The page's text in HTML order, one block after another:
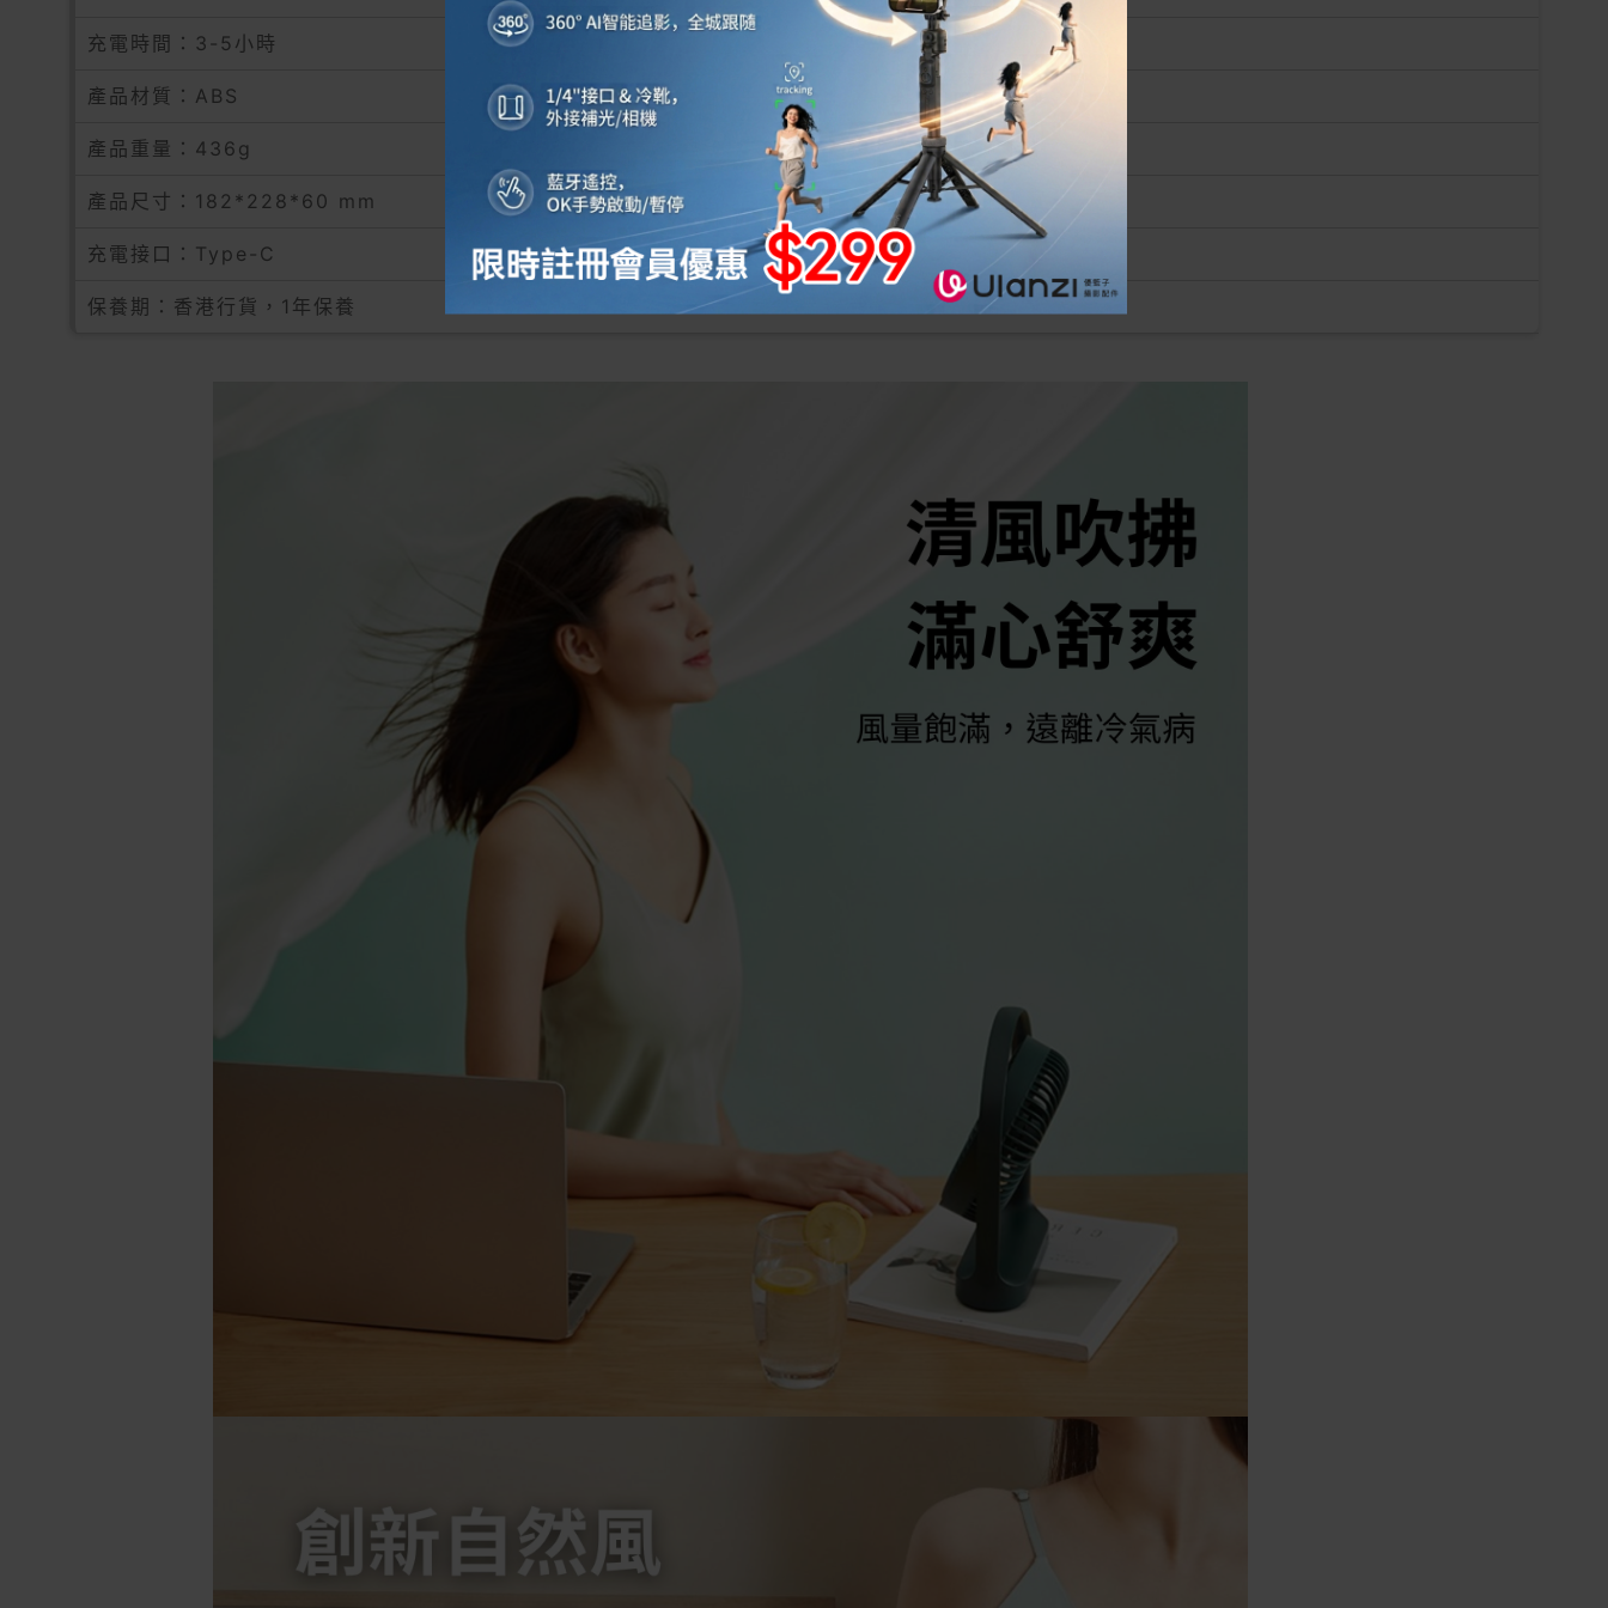
充電時間：3-5小時
產品材質：ABS
產品重量：436g
產品尺寸：182*228*60 mm
充電接口：Type-C
保養期：香港行貨，1年保養